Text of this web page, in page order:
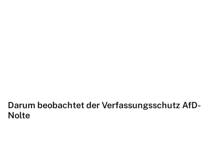
Darum beobachtet der Verfassungsschutz AfD-
Nolte